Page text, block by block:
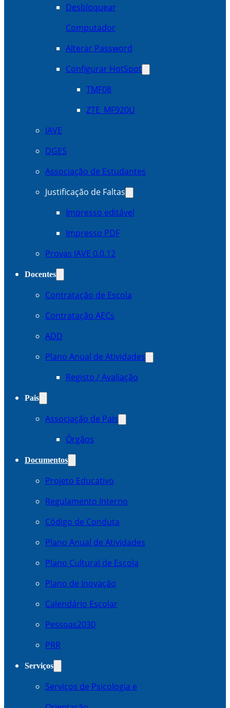
Desbloquear
Computador
Alterar Password
Configurar HotSpot
TMF08
ZTE_MF920U
IAVE
DGES
Associação de Estudantes
Justificação de Faltas
Impresso editável
Impresso PDF
Provas IAVE 0.0.12
Docentes
Contratação de Escola
Contratação AECs
ADD
Plano Anual de Atividades
Registo / Avaliação
Pais
Associação de Pais
Órgãos
Documentos
Projeto Educativo
Regulamento Interno
Código de Conduta
Plano Anual de Atividades
Plano Cultural de Escola
Plano de Inovação
Calendário Escolar
Pessoas2030
PRR
Serviços
Serviços de Psicologia e